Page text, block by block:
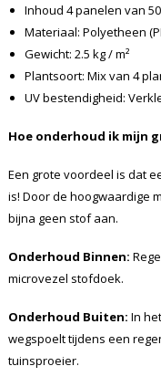
Inhoud 4 panelen van
Materiaal: Polyetheen
Gewicht: 2.5 kg / m²
Plantsoort: Mix van 4
UV bestendigheid:
Hoe onderhoud ik mijn
Een grote voordeel is dat
is! Door de hoogwaardige
bijna geen stof aan.
Onderhoud Binnen:
microvezel stofdoek.
Onderhoud Buiten: In
wegspoelt tijdens een
tuinsproeier.